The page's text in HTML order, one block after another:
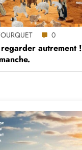
0
regarder autrement !